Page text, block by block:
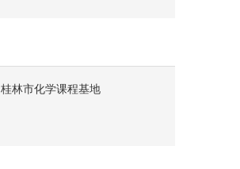
桂林市化学课程基地